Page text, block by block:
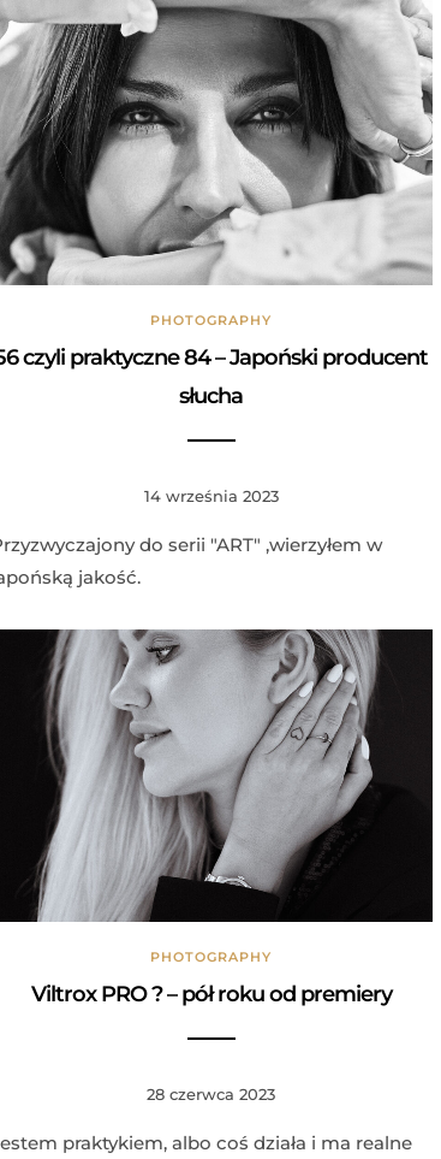
PHOTOGRAPHY
czyli praktyczne 84 – Japoński producent
słucha
14 września 2023
do serii "ART" ,wierzyłem w
jakość.
PHOTOGRAPHY
Viltrox PRO ? – pół roku od premiery
28 czerwca 2023
praktykiem, albo coś działa i ma realne